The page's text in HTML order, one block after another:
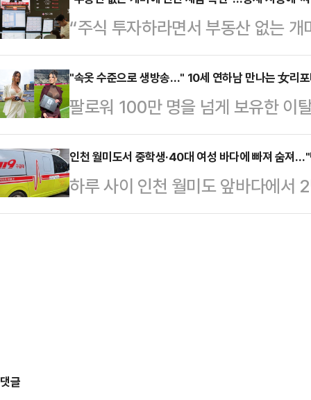
문수 전 고용노동부 장관, 안철수·
총 5…
아닌가. 그렇게 정치판에서 현장경
큰 선물을 던져 주었다.7월 31일
은 참담했다. 종합 반도체를 담당
메모리 반도체 위주인 SK하이닉
중에서도 …
“주식 투자하라면서 부동산 없는
산에서 주식시장으로 머니무브(자
야 하지 않나”세제 원복과 증세에
게 만들고 있다. 무엇보다 국내 증
이재명 대통령이 약속한 증시 부양
행하고 있다는 지적이다.기획재정
‘2025년 세제 개편안’을 확정했
법인세율 인상 ▲증권거래…
"속옷 수준으로 생방송…" 10세 연하남 만나는 女리
팔로워 100만 명을 넘게 보유한 이
나의 과한 노출 의상이 화제의 중
에 따르면 엘레오노라 인카르도나
스타디움에서 열린 PSG와 바이에
착용했다.공개된 사진에 따르면 인
인천 월미도서 중학생·40대 여성 바다에 빠져 숨져
하루 사이 인천 월미도 앞바다에서
부 등에 따르면 지난달 30일 오후
댓글